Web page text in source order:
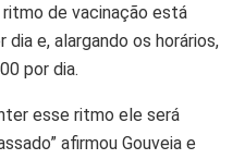
de vacinação está
e, alargando os horários,
por dia.
esse ritmo ele será
afirmou Gouveia e